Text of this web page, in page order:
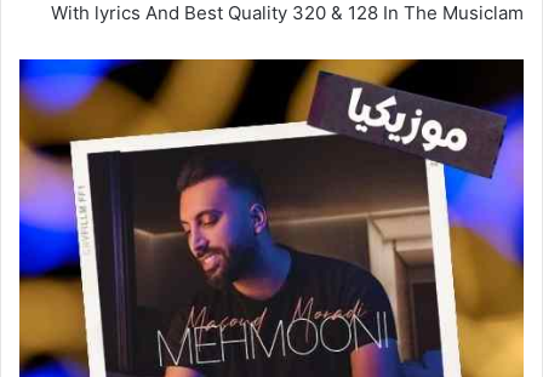
With lyrics And Best Quality 320 & 128 In The Musiclam